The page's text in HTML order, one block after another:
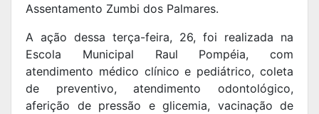
Assentamento Zumbi dos Palmares.
A ação dessa terça-feira, 26, foi realizada na
Escola Municipal Raul Pompéia, com
atendimento médico clínico e pediátrico, coleta
de preventivo, atendimento odontológico,
aferição de pressão e glicemia, vacinação de